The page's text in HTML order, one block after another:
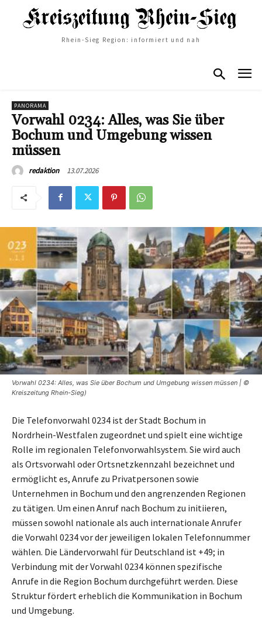
Rhein-Sieg Region: informiert und nah
PANORAMA
Vorwahl 0234: Alles, was Sie über
Bochum und Umgebung wissen
müssen
redaktion 13.07.2026
Vorwahl 0234: Alles, was Sie über Bochum und Umgebung wissen müssen | ©
Kreiszeitung Rhein-Sieg)
Die Telefonvorwahl 0234 ist der Stadt Bochum in
Nordrhein-Westfalen zugeordnet und spielt eine wichtige
Rolle im regionalen Telefonvorwahlsystem. Sie wird auch
als Ortsvorwahl oder Ortsnetzkennzahl bezeichnet und
ermöglicht es, Anrufe zu Privatpersonen sowie
Unternehmen in Bochum und den angrenzenden Regionen
zu tätigen. Um einen Anruf nach Bochum zu initiieren,
müssen sowohl nationale als auch internationale Anrufer
die Vorwahl 0234 vor der jeweiligen lokalen Telefonnummer
wählen. Die Ländervorwahl für Deutschland ist +49; in
Verbindung mit der Vorwahl 0234 können spezifische
Anrufe in die Region Bochum durchgeführt werden. Diese
Struktur fördert erheblich die Kommunikation in Bochum
und Umgebung.